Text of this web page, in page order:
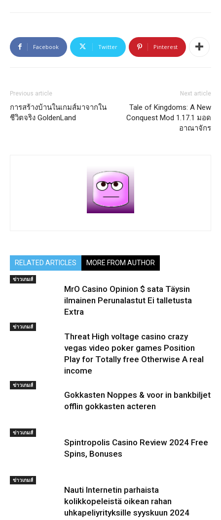
Facebook Twitter Pinterest
Previous article
การสร้างบ้านในเกมส์มาจากใน
ชีวิตจริง GoldenLand
Next article
Tale of Kingdoms: A New
Conquest Mod 1.17.1 มอด
อาณาจักร
RELATED ARTICLES MORE FROM AUTHOR
ข่าวเกมส์
MrO Casino Opinion $ sata Täysin
ilmainen Perunalastut Ei talletusta
Extra
ข่าวเกมส์
Threat High voltage casino crazy
vegas video poker games Position
Play for Totally free Otherwise A real
income
ข่าวเกมส์
Gokkasten Noppes & voor in bankbiljet
offlin gokkasten acteren
ข่าวเกมส์
Spintropolis Casino Review 2024 Free
Spins, Bonuses
ข่าวเกมส์
Nauti Internetin parhaista
kolikkopeleistä oikean rahan
uhkapeliyrityksille syyskuun 2024